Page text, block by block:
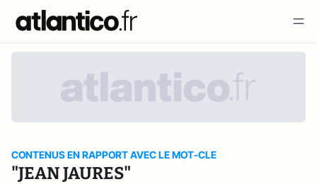
CONTENUS EN RAPPORT AVEC LE MOT-CLE
"JEAN JAURES"